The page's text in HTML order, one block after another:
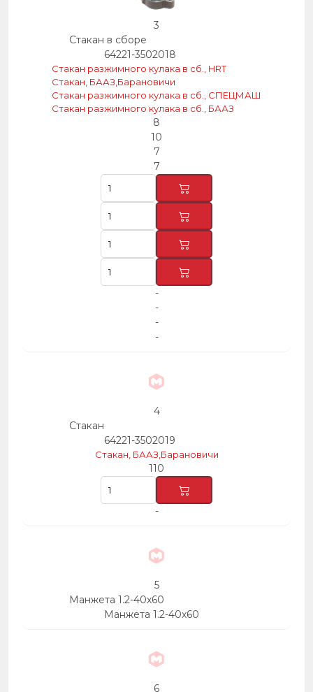
3
Стакан в сборе
64221-3502018
Стакан разжимного кулака в сб., HRT
Стакан, БААЗ,Барановичи
Стакан разжимного кулака в сб., СПЕЦМАШ
Стакан разжимного кулака в сб., БААЗ
8
10
7
7
-
-
-
-
4
Стакан
64221-3502019
Стакан, БААЗ,Барановичи
110
-
5
Манжета 1.2-40х60
Манжета 1.2-40х60
6